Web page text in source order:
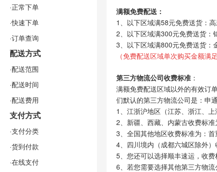
·正常下单
·快速下单
·订单查询
配送方式
·配送范围
·配送时间
·配送费用
支付方式
·支付分类
·货到付款
·在线支付
满额免费配送：
1、以下区域满58元免费送货：
2、以下区域满300元免费送货：
3、以下区域满800元免费送货：
（免费配送区域单次购买金额
第三方物流公司收费标准 ：
满额免费配送区域以外的有效订
们默认的第三方物流公司是：申
1、江浙沪地区（江苏、浙江、
2、新疆、西藏、内蒙古收费标
3、全国其他地区收费标准为：
4、四川境内（成都六城区除外
5、您还可以选择顺丰速运，收
6、若您需要选择其他第三方物